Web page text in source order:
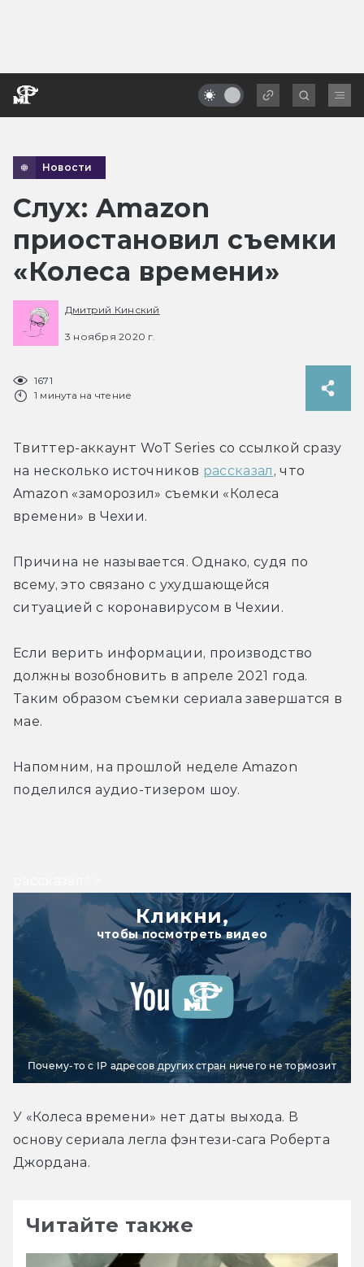
Новости
Слух: Amazon
приостановил съемки
«Колеса времени»
Дмитрий Кинский
3 ноября 2020 г.
1671
1 минута на чтение
Твиттер-аккаунт WoT Series со ссылкой сразу
на несколько источников рассказал , что
Amazon «заморозил» съемки «Колеса
времени» в Чехии.
Причина не называется. Однако, судя по
всему, это связано с ухудшающейся
ситуацией с коронавирусом в Чехии.
Если верить информации, производство
должны возобновить в апреле 2021 года.
Таким образом съемки сериала завершатся в
мае.
Напомним, на прошлой неделе Amazon
поделился аудио-тизером шоу.
Кликни,
чтобы посмотреть видео
Почему-то с IP адресов других стран ничего не тормозит
У «Колеса времени» нет даты выхода. В
основу сериала легла фэнтези-сага Роберта
Джордана.
Читайте также